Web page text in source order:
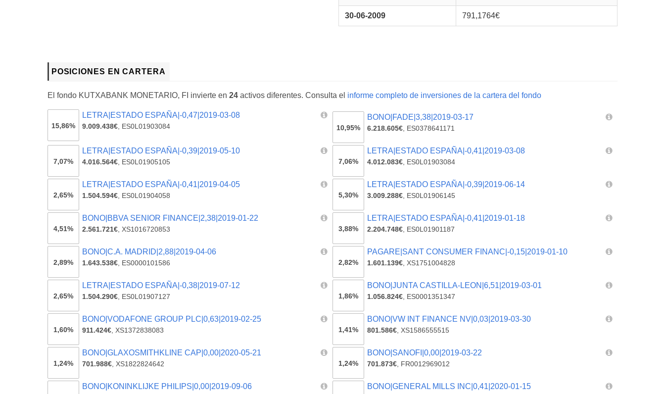
30-06-2009 791,1764€
POSICIONES EN CARTERA
El fondo KUTXABANK MONETARIO, FI invierte en 24 activos diferentes. Consulta el informe completo de inversiones de la cartera del fondo
15,86%
LETRA|ESTADO ESPAÑA|-0,47|2019-03-08
9.009.438€, ES0L01903084 10,95%
BONO|FADE|3,38|2019-03-17
6.218.605€, ES0378641171
7,07%
LETRA|ESTADO ESPAÑA|-0,39|2019-05-10
4.016.564€, ES0L01905105 7,06%
LETRA|ESTADO ESPAÑA|-0,41|2019-03-08
4.012.083€, ES0L01903084
2,65%
LETRA|ESTADO ESPAÑA|-0,41|2019-04-05
1.504.594€, ES0L01904058 5,30%
LETRA|ESTADO ESPAÑA|-0,39|2019-06-14
3.009.288€, ES0L01906145
4,51%
BONO|BBVA SENIOR FINANCE|2,38|2019-01-22
2.561.721€,XS1016720853 3,88%
LETRA|ESTADO ESPAÑA|-0,41|2019-01-18
2.204.748€, ES0L01901187
2,89%
BONO|C.A. MADRID|2,88|2019-04-06
1.643.538€, ES0000101586 2,82%
PAGARE|SANT CONSUMER FINANC|-0,15|2019-01-10
1.601.139€,XS1751004828
2,65%
LETRA|ESTADO ESPAÑA|-0,38|2019-07-12
1.504.290€, ES0L01907127 1,86%
BONO|JUNTA CASTILLA-LEON|6,51|2019-03-01
1.056.824€, ES0001351347
1,60%
BONO|VODAFONE GROUP PLC|0,63|2019-02-25
911.424€,XS1372838083 1,41%
BONO|VW INT FINANCE NV|0,03|2019-03-30
801.586€,XS1586555515
1,24%
BONO|GLAXOSMITHKLINE CAP|0,00|2020-05-21
701.988€,XS1822824642 1,24%
BONO|SANOFI|0,00|2019-03-22
701.873€, FR0012969012
BONO|KONINKLIJKE PHILIPS|0,00|2019-09-06 BONO|GENERAL MILLS INC|0,41|2020-01-15